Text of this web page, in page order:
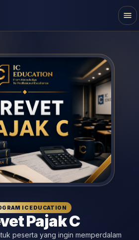
IC EDUCATION
Pajak C
peserta yang ingin memperdalam